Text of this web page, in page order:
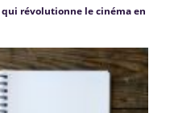
qui révolutionne le cinéma en